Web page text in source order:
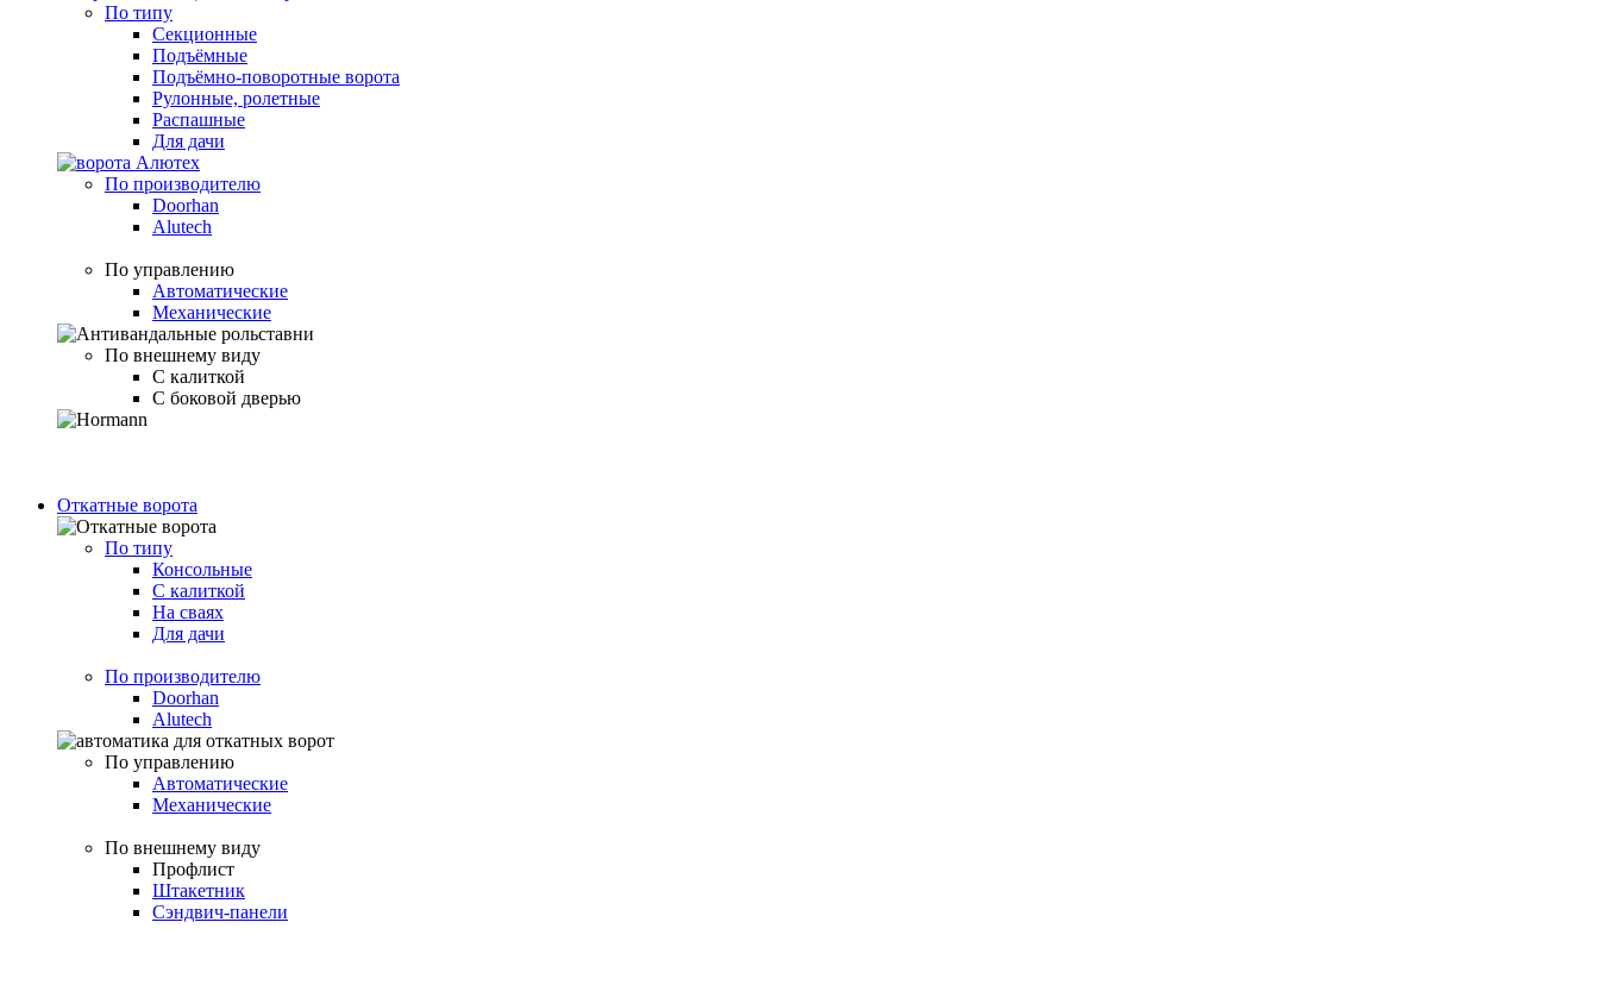
По типу
Секционные
Подъёмные
Подъёмно-поворотные ворота
Рулонные, ролетные
Распашные
Для дачи
По производителю
Doorhan
Alutech
По управлению
Автоматические
Механические
По внешнему виду
С калиткой
С боковой дверью
Откатные ворота
По типу
Консольные
С калиткой
На сваях
Для дачи
По производителю
Doorhan
Alutech
По управлению
Автоматические
Механические
По внешнему виду
Профлист
Штакетник
Сэндвич-панели